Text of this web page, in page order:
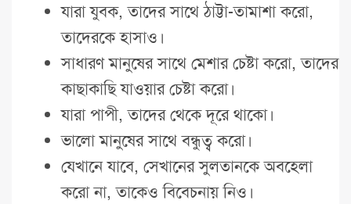
যারা যুবক, তাদের সাথে ঠাট্টা-তামাশা করো,
তাদেরকে হাসাও।
সাধারণ মানুষের সাথে মেশার চেষ্টা করো, তাদের
কাছাকাছি যাওয়ার চেষ্টা করো।
যারা পাপী, তাদের থেকে দূরে থাকো।
ভালো মানুষের সাথে বন্ধুত্ব করো।
যেখানে যাবে, সেখানের সুলতানকে অবহেলা
করো না, তাকেও বিবেচনায় নিও।